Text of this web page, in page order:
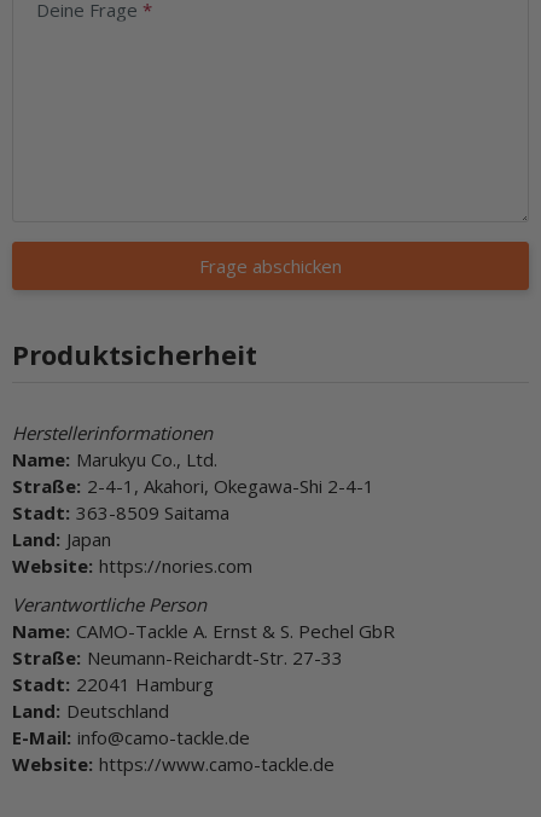
Deine Frage
Frage abschicken
Produktsicherheit
Herstellerinformationen
Name: Marukyu Co., Ltd.
Straße: 2-4-1, Akahori, Okegawa-Shi 2-4-1
Stadt: 363-8509 Saitama
Land: Japan
Website: https://nories.com
Verantwortliche Person
Name: CAMO-Tackle A. Ernst & S. Pechel GbR
Straße: Neumann-Reichardt-Str. 27-33
Stadt: 22041 Hamburg
Land: Deutschland
E-Mail: info@camo-tackle.de
Website: https://www.camo-tackle.de